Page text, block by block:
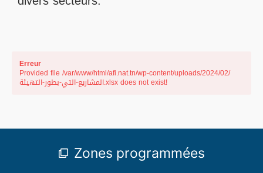
Erreur
Provided file /var/www/html/afi.nat.tn/wp-content/uploads/2024/02/
المشاريع-التي-بطور-التهيئة.xlsx does not exist!
Zones programmées